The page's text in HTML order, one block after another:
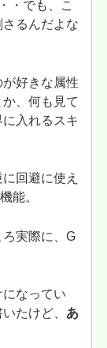
・でも、こ
るんだよな
好きな属性
、何も見て
入れるスキ
回避に使え
能。
実際に、G
なってい
たけど、 あ